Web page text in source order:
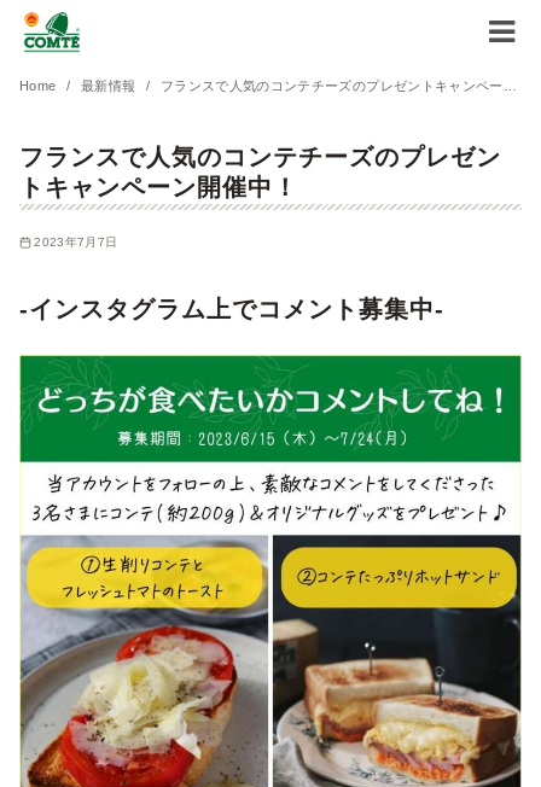
Home 最新情報 フランスで人気のコンテチーズのプレゼントキャンペーン開催中！
フランスで人気のコンテチーズのプレゼン
トキャンペーン開催中！
2023年7月7日
-インスタグラム上でコメント募集中-